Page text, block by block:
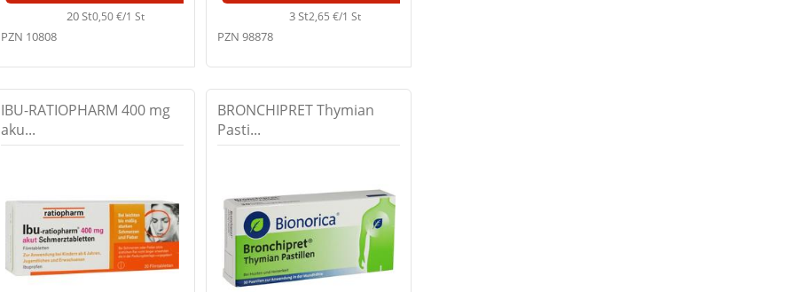
20 St0,50 €/1 St
PZN 10808
3 St2,65 €/1 St
PZN 98878
IBU-RATIOPHARM 400 mg
aku...
BRONCHIPRET Thymian
Pasti...